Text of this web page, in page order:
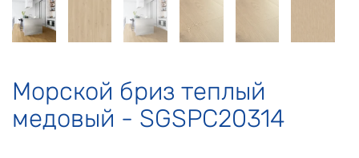
Морской бриз теплый
медовый - SGSPC20314